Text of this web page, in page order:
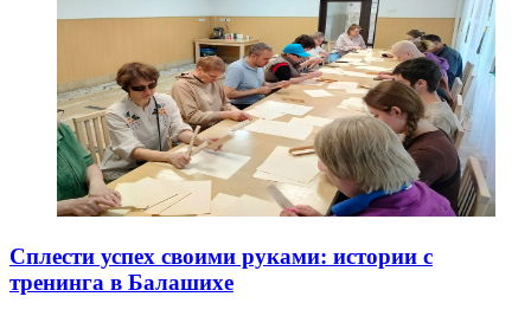
Сплести успех своими руками: истории с
тренинга в Балашихе